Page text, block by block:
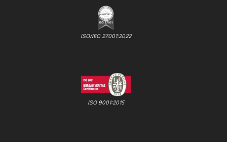
ISO/IEC 27001:2022
ISO 9001:2015